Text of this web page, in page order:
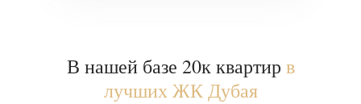
В нашей базе 20к квартир в
лучших ЖК Дубая